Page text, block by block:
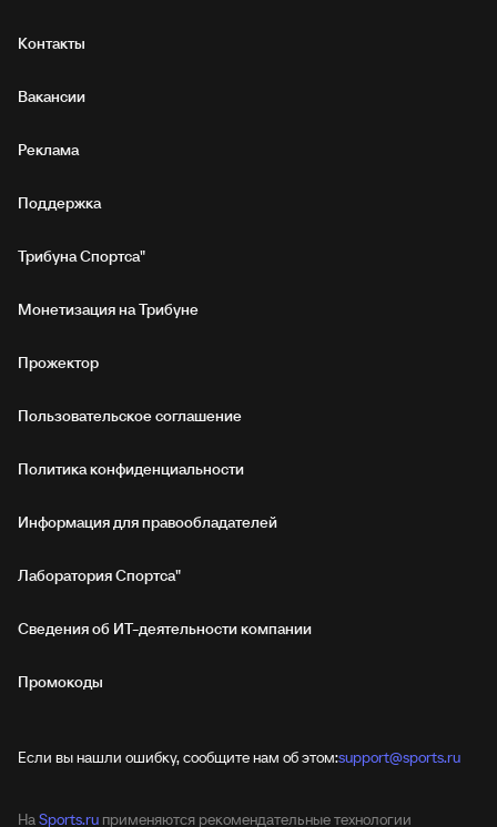
Контакты
Вакансии
Реклама
Поддержка
Трибуна Спортса"
Монетизация на Трибуне
Прожектор
Пользовательское соглашение
Политика конфиденциальности
Информация для правообладателей
Лаборатория Спортса"
Сведения об ИТ‑деятельности компании
Промокоды
Если вы нашли ошибку, сообщите нам об этом:support@sports.ru
НаSports.ru применяются рекомендательные технологии